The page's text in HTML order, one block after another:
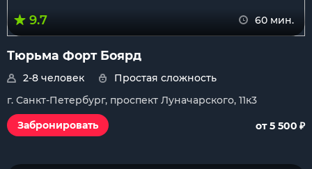
9.7 60 мин.
Тюрьма Форт Боярд
2-8 человек
Простая сложность
г. Санкт-Петербург, проспект Луначарского, 11к3
Забронировать
от 5 500 ₽